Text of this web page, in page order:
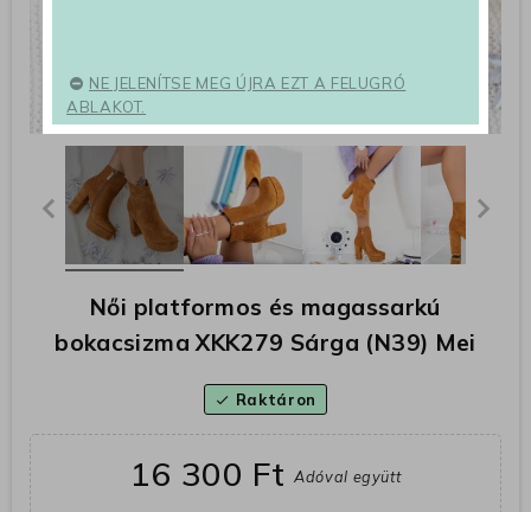
Női platformos és magassarkú
bokacsizma XKK279 Sárga (N39) Mei
check Raktáron
16 300 FtAdóval együtt
NE JELENÍTSE MEG ÚJRA EZT A FELUGRÓ
ABLAKOT.